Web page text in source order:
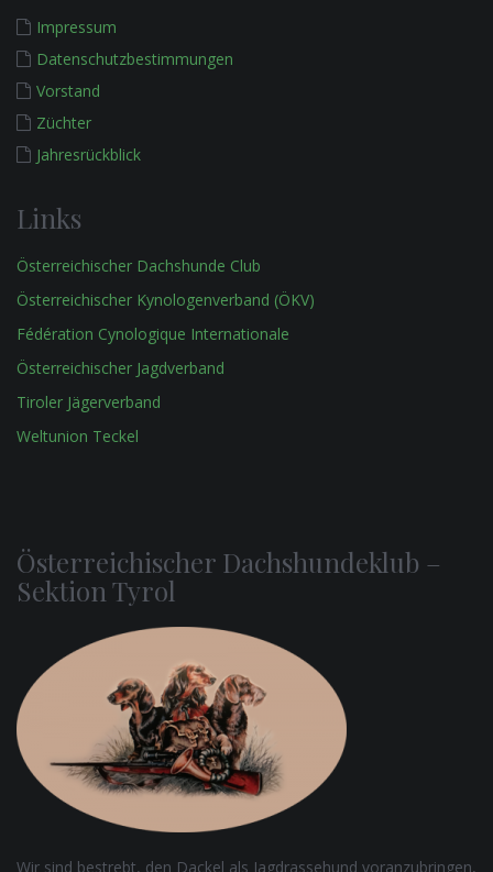
Impressum
Datenschutzbestimmungen
Vorstand
Züchter
Jahresrückblick
Links
Österreichischer Dachshunde Club
Österreichischer Kynologenverband (ÖKV)
Fédération Cynologique Internationale
Österreichischer Jagdverband
Tiroler Jägerverband
Weltunion Teckel
Österreichischer Dachshundeklub –
Sektion Tyrol
Wir sind bestrebt, den Dackel als Jagdrassehund voranzubringen,